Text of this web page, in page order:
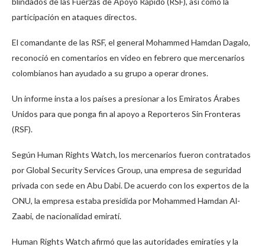
participación en ataques directos.
El comandante de las RSF, el general Mohammed Hamdan Dagalo,
reconoció en comentarios en video en febrero que mercenarios
colombianos han ayudado a su grupo a operar drones.
Un informe insta a los países a presionar a los Emiratos Árabes
Unidos para que ponga fin al apoyo a Reporteros Sin Fronteras
(RSF).
Según Human Rights Watch, los mercenarios fueron contratados
por Global Security Services Group, una empresa de seguridad
privada con sede en Abu Dabi. De acuerdo con los expertos de la
ONU, la empresa estaba presidida por Mohammed Hamdan Al-
Zaabi, de nacionalidad emiratí.
Human Rights Watch afirmó que las autoridades emiratíes y la